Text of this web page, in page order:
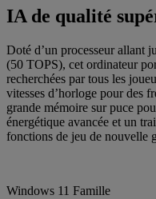
IA de qualité
Doté d’un processeur allant
(50 TOPS), cet ordinateur
recherchées par tous les
vitesses d’horloge pour des
grande mémoire sur puce
énergétique avancée et un
fonctions de jeu de nouvelle
Windows 11 Famille